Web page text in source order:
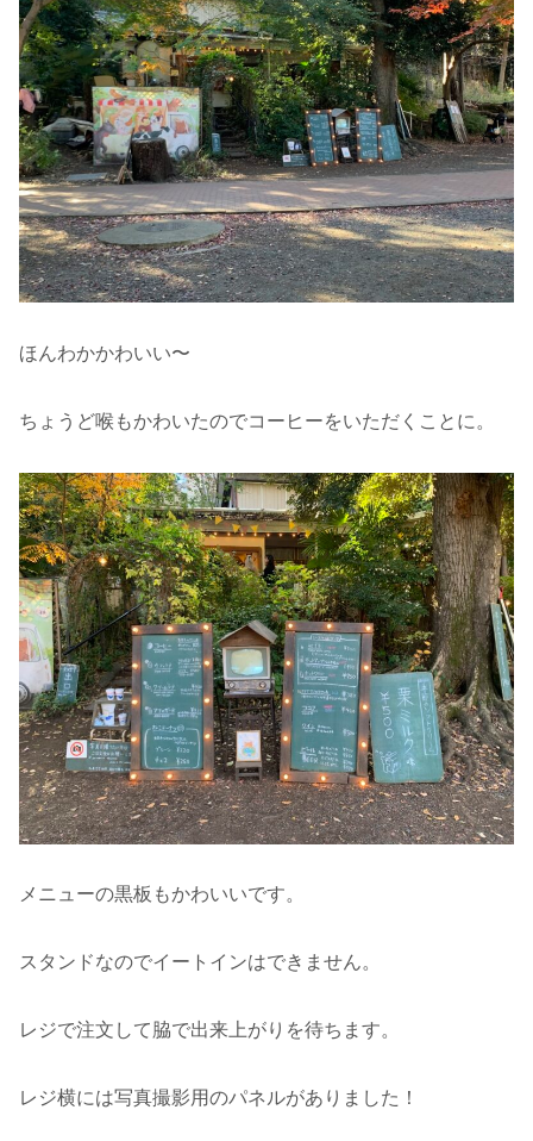
ほんわかかわいい〜
ちょうど喉もかわいたのでコーヒーをいただくことに。
メニューの黒板もかわいいです。
スタンドなのでイートインはできません。
レジで注文して脇で出来上がりを待ちます。
レジ横には写真撮影用のパネルがありました！